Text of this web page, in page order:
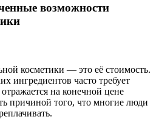
возможности
косметики — это её стоимость.
ингредиентов часто требует
на конечной цене
причиной того, что многие люди